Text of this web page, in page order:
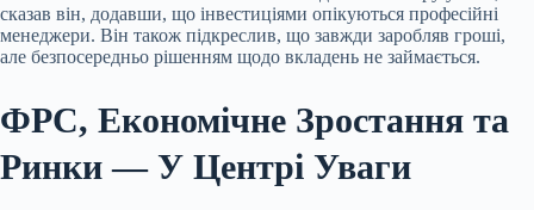
сказав він, додавши, що інвестиціями опікуються професійні
менеджери. Він також підкреслив, що завжди заробляв гроші,
але безпосередньо рішенням щодо вкладень не займається.
ФРС, Економічне Зростання та
Ринки — У Центрі Уваги